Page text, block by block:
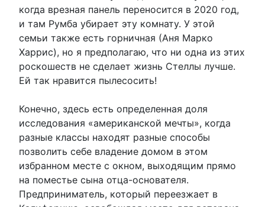
когда врезная панель переносится в 2020 год,
и там Румба убирает эту комнату. У этой
семьи также есть горничная (Аня Марко
Харрис), но я предполагаю, что ни одна из этих
роскошеств не сделает жизнь Стеллы лучше.
Ей так нравится пылесосить!
Конечно, здесь есть определенная доля
исследования «американской мечты», когда
разные классы находят разные способы
позволить себе владение домом в этом
избранном месте с окном, выходящим прямо
на поместье сына отца-основателя.
Предприниматель, который переезжает в